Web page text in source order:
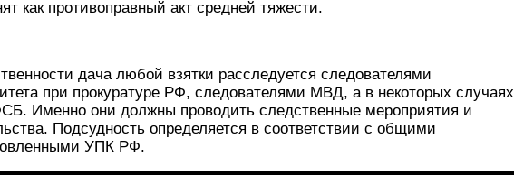
как противоправный акт средней тяжести.
дача любой взятки расследуется следователями
при прокуратуре РФ, следователями МВД, а в некоторых случаях
Именно они должны проводить следственные мероприятия и
Подсудность определяется в соответствии с общими
УПК РФ.